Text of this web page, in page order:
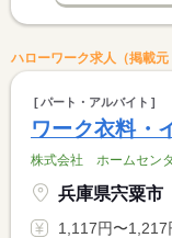
ハローワーク求人（掲載元
パート・アルバイト
ワーク衣料・
株式会社 ホームセン
兵庫県宍粟市
1,117円〜1,217円 ※フルタイム